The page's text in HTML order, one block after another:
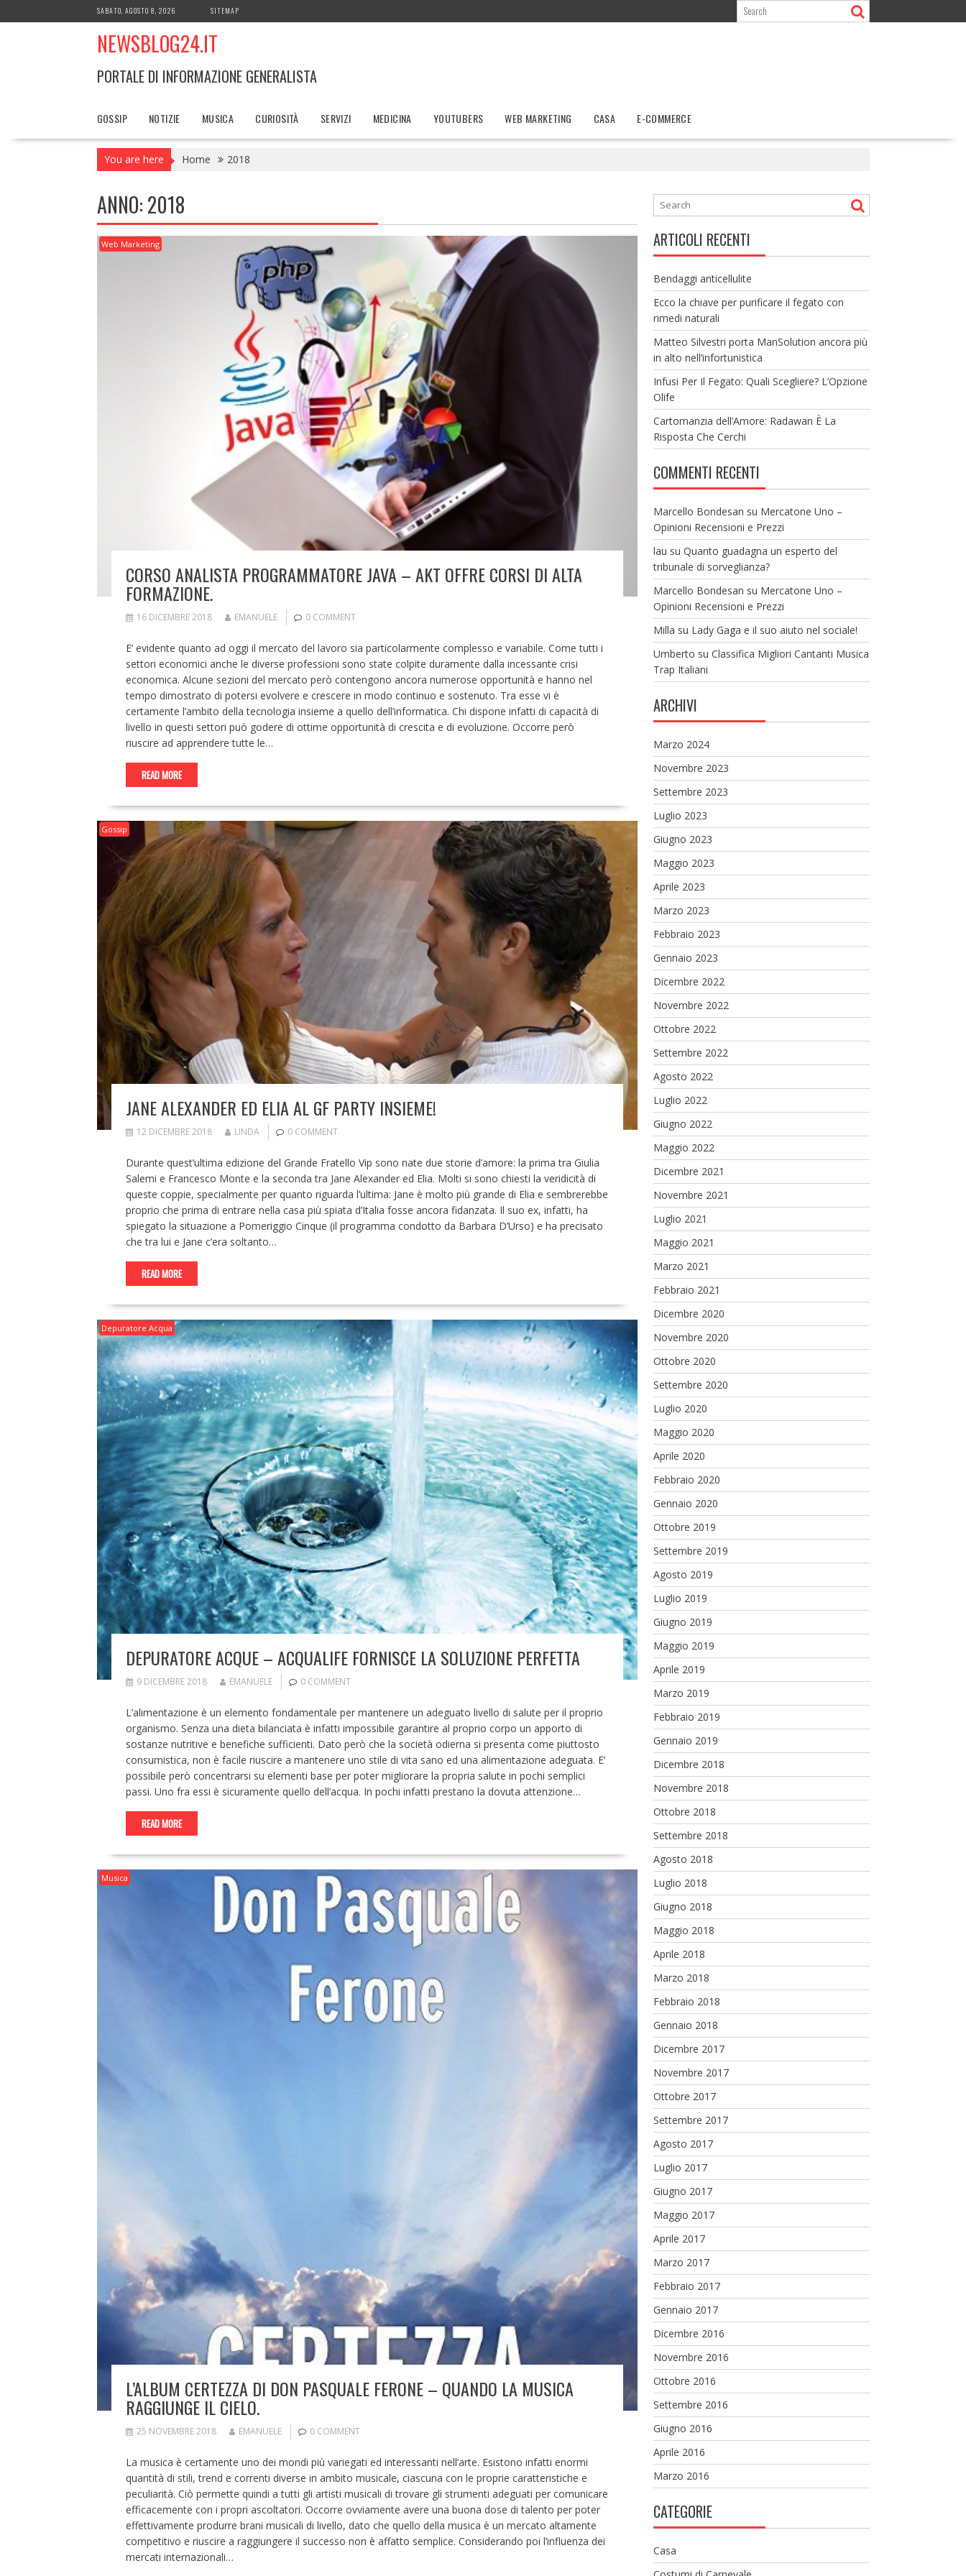
to
SABATO, AGOSTO 8, 2026 SITEMAP
NEWSBLOG24.IT
PORTALE DI INFORMAZIONE GENERALISTA
GOSSIP NOTIZIE MUSICA CURIOSITÀ SERVIZI MEDICINA YOUTUBERS WEB MARKETING CASA E-COMMERCE
You are here Home 2018
ANNO:2018
Web Marketing
CORSO ANALISTA PROGRAMMATORE JAVA – AKT OFFRE CORSI DI ALTA
FORMAZIONE.
16 DICEMBRE 2018 EMANUELE 0 COMMENT
E’ evidente quanto ad oggi il mercato del lavoro sia particolarmente complesso e variabile. Come tutti i
settori economici anche le diverse professioni sono state colpite duramente dalla incessante crisi
economica. Alcune sezioni del mercato però contengono ancora numerose opportunità e hanno nel
tempo dimostrato di potersi evolvere e crescere in modo continuo e sostenuto. Tra esse vi è
certamente l’ambito della tecnologia insieme a quello dell’informatica. Chi dispone infatti di capacità di
livello in questi settori può godere di ottime opportunità di crescita e di evoluzione. Occorre però
riuscire ad apprendere tutte le…
READ MORE
Gossip
JANE ALEXANDER ED ELIA AL GF PARTY INSIEME!
12 DICEMBRE 2018 LINDA 0 COMMENT
Durante quest’ultima edizione del Grande Fratello Vip sono nate due storie d’amore: la prima tra Giulia
Salemi e Francesco Monte e la seconda tra Jane Alexander ed Elia. Molti si sono chiesti la veridicità di
queste coppie, specialmente per quanto riguarda l’ultima: Jane è molto più grande di Elia e sembrerebbe
proprio che prima di entrare nella casa più spiata d’Italia fosse ancora fidanzata. Il suo ex, infatti, ha
spiegato la situazione a Pomeriggio Cinque (il programma condotto da Barbara D’Urso) e ha precisato
che tra lui e Jane c’era soltanto…
READ MORE
Depuratore Acqua
DEPURATORE ACQUE – ACQUALIFE FORNISCE LA SOLUZIONE PERFETTA
9 DICEMBRE 2018 EMANUELE 0 COMMENT
L’alimentazione è un elemento fondamentale per mantenere un adeguato livello di salute per il proprio
organismo. Senza una dieta bilanciata è infatti impossibile garantire al proprio corpo un apporto di
sostanze nutritive e benefiche sufficienti. Dato però che la società odierna si presenta come piuttosto
consumistica, non è facile riuscire a mantenere uno stile di vita sano ed una alimentazione adeguata. E’
possibile però concentrarsi su elementi base per poter migliorare la propria salute in pochi semplici
passi. Uno fra essi è sicuramente quello dell’acqua. In pochi infatti prestano la dovuta attenzione…
READ MORE
Musica
L’ALBUM CERTEZZA DI DON PASQUALE FERONE – QUANDO LA MUSICA
RAGGIUNGE IL CIELO.
25 NOVEMBRE 2018 EMANUELE 0 COMMENT
La musica è certamente uno dei mondi più variegati ed interessanti nell’arte. Esistono infatti enormi
quantità di stili, trend e correnti diverse in ambito musicale, ciascuna con le proprie caratteristiche e
peculiarità. Ciò permette quindi a tutti gli artisti musicali di trovare gli strumenti adeguati per comunicare
efficacemente con i propri ascoltatori. Occorre ovviamente avere una buona dose di talento per poter
effettivamente produrre brani musicali di livello, dato che quello della musica è un mercato altamente
competitivo e riuscire a raggiungere il successo non è affatto semplice. Considerando poi l’influenza dei
mercati internazionali…
ARTICOLI RECENTI
Bendaggi anticellulite
Ecco la chiave per purificare il fegato con
rimedi naturali
Matteo Silvestri porta ManSolution ancora più
in alto nell’infortunistica
Infusi Per Il Fegato: Quali Scegliere? L’Opzione
Olife
Cartomanzia dell’Amore: Radawan È La
Risposta Che Cerchi
COMMENTI RECENTI
Marcello Bondesan su Mercatone Uno –
Opinioni Recensioni e Prezzi
lau su Quanto guadagna un esperto del
tribunale di sorveglianza?
Marcello Bondesan su Mercatone Uno –
Opinioni Recensioni e Prezzi
Milla su Lady Gaga e il suo aiuto nel sociale!
Umberto su Classifica Migliori Cantanti Musica
Trap Italiani
ARCHIVI
Marzo 2024
Novembre 2023
Settembre 2023
Luglio 2023
Giugno 2023
Maggio 2023
Aprile 2023
Marzo 2023
Febbraio 2023
Gennaio 2023
Dicembre 2022
Novembre 2022
Ottobre 2022
Settembre 2022
Agosto 2022
Luglio 2022
Giugno 2022
Maggio 2022
Dicembre 2021
Novembre 2021
Luglio 2021
Maggio 2021
Marzo 2021
Febbraio 2021
Dicembre 2020
Novembre 2020
Ottobre 2020
Settembre 2020
Luglio 2020
Maggio 2020
Aprile 2020
Febbraio 2020
Gennaio 2020
Ottobre 2019
Settembre 2019
Agosto 2019
Luglio 2019
Giugno 2019
Maggio 2019
Aprile 2019
Marzo 2019
Febbraio 2019
Gennaio 2019
Dicembre 2018
Novembre 2018
Ottobre 2018
Settembre 2018
Agosto 2018
Luglio 2018
Giugno 2018
Maggio 2018
Aprile 2018
Marzo 2018
Febbraio 2018
Gennaio 2018
Dicembre 2017
Novembre 2017
Ottobre 2017
Settembre 2017
Agosto 2017
Luglio 2017
Giugno 2017
Maggio 2017
Aprile 2017
Marzo 2017
Febbraio 2017
Gennaio 2017
Dicembre 2016
Novembre 2016
Ottobre 2016
Settembre 2016
Giugno 2016
Aprile 2016
Marzo 2016
CATEGORIE
Casa